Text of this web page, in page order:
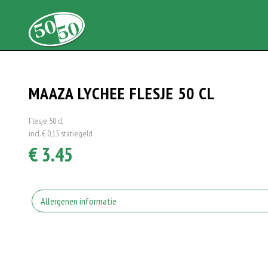
MAAZA LYCHEE FLESJE 50 CL
Flesje 50 cl
incl. € 0,15 statiegeld
€ 3.45
Allergenen informatie